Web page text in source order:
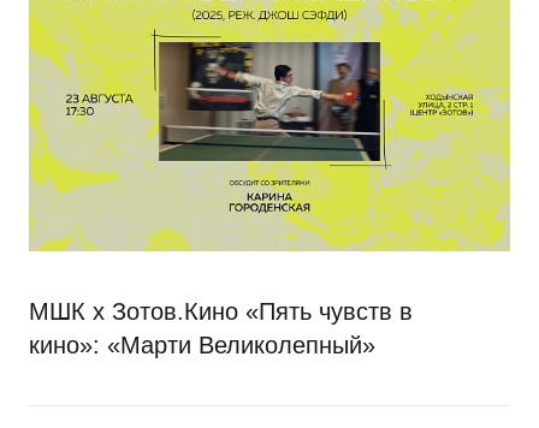
МШК х Зотов.Кино «Пять чувств в
кино»: «Марти Великолепный»